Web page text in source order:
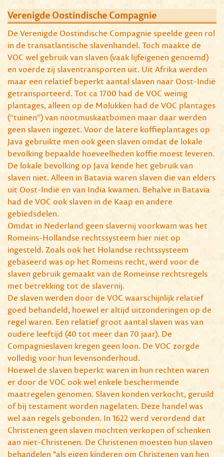
Verenigde Oostindische Compagnie
De Verenigde Oostindische Compagnie speelde geen rol
in de transatlantische slavenhandel. Toch maakte de
VOC wel gebruik van slaven (vaak lijfeigenen genoemd)
en voerde zij slaventransporten uit. Uit Afrika werden
maar een relatief beperkt aantal slaven naar Oost-Indië
getransporteerd. Tot ca 1700 had de VOC weinig
plantages, alleen op de Molukken had de VOC plantages
(“tuinen”) van nootmuskaatbomen maar daar werden
geen slaven ingezet. Voor de latere koffieplantages op
Java gebruikte men ook geen slaven omdat de lokale
bevolking bepaalde hoeveelheden koffie moest leveren.
De lokale bevolking op Java kende het gebruik van
slaven niet. Alleen in Batavia waren slaven die van elders
uit Oost-Indië en van India kwamen. Behalve in Batavia
had de VOC ook slaven in de Kaap en andere
gebiedsdelen.
Omdat in Nederland geen slavernij voorkwam was het
Romeins-Hollandse rechtssysteem hier niet op
ingesteld. Zoals ook het Holandse rechtssysteem
gebaseerd was op het Romeins recht, werd voor de
slaven gebruik gemaakt van de Romeinse rechtsregels
met betrekking tot de slavernij.
De slaven werden door de VOC waarschijnlijk relatief
goed behandeld, hoewel er altijd uitzonderingen op de
regel waren. Een relatief groot aantal slaven was van
oudere leeftijd (40 tot meer dan 70 jaar). De
Compagnieslaven kregen geen loon. De VOC zorgde
volledig voor hun levensonderhoud.
Hoewel de slaven beperkt waren in hun rechten waren
er door de VOC ook wel enkele beschermende
maatregelen genomen. Slaven konden verkocht, geruild
of bij testament worden nagelaten. Deze handel was
wel aan regels gebonden. In 1622 werd verordend dat
Christenen geen slaven mochten verkopen of schenken
aan niet-Christenen. De Christenen moesten hun slaven
behandelen "als eigen kinderen om Christenen van hen